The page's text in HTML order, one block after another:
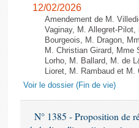
12/02/2026
Amendement de M.
Vaginay, M. Allegret-
Bourgeois, M. Dragon,
M. Christian Girard, Mme
Lorho, M. Ballard, M. de
Lioret, M. Rambaud et M.
Voir le dossier (Fin de vie)
N° 1385 - Proposition de